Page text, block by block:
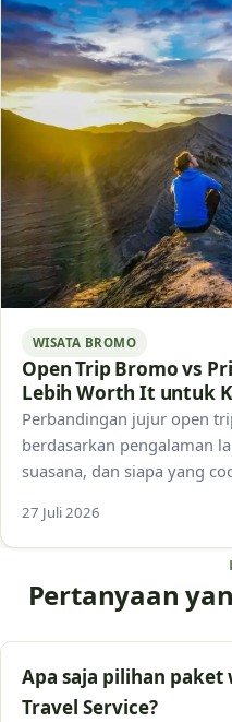
WISATA BROMO
Open Trip Bromo vs
Lebih Worth It untuk
Perbandingan jujur open
berdasarkan pengalaman
suasana, dan siapa yang
27 Juli 2026
Pertanyaan
Apa saja pilihan paket
Travel Service?